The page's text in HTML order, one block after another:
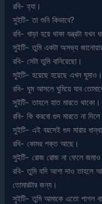
রবি- হ্যা।
সুইটি- তা শুনি কিভাবে?
রবি- খাড়া হয়ে থাকা যন্ত্রটা
সুইটি- তুমি একটা অসভ্য
রবি- সেটা তুমি বানিয়েছো।
সুইটি- হয়েছে হয়েছে এখন ঘুমাও।
রবি- ঘুম আসলে ঘুমিয়ে যাব
সুইটি- তাহলে হাত মারতে থাকো।
রবি- কি করবো গুদ মারতে না
সুইটি- এই বয়সেই গুদ মারার
রবি- কোমর শক্ত আছে।
সুইটি- রোজ রোজ না ফেলে জমাও
রবি- তুমি যদি আশা দাও
তোমারটার জন্য।
সুইটি- তুমি আমাকে এতো পাগল